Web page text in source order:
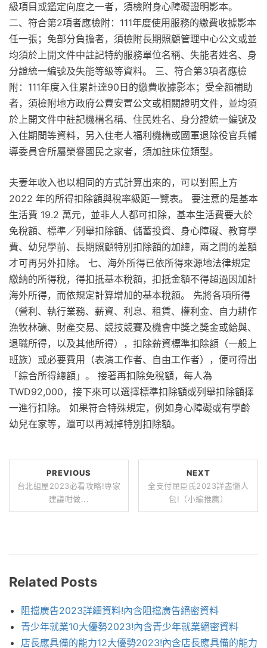
級項目或鑑定向度之一者，須檢附身心障礙證明影本。
二、符合第2項者應檢附：111年度使用服務的繳費收據影本
任一張；免部分負擔者，須檢附長期照顧管理中心公文或並
均須於上開文件中註記特約服務單位名稱、失能者姓名、身
分證統一編號及失能等級等資料。 三、符合第3項者應檢
附：111年度入住累計達90日的繳費收據影本；受全額補助
者，須檢附地方政府公費安置公文或相關證明文件，並均須
於上開文件中註記機構名稱、住民姓名、身分證統一編號及
入住期間等資料，另入住老人福利機構或國軍退除役官兵輔
導委員會所屬榮譽國民之家者，須加註床位類型。
夫妻年收入也以相同的方式計算出來的，可以對照上方
2022 年的所得扣除額與稅率級距一覽表。 要注意的是基本
生活費 19.2 萬元，並非人人都可扣除，基本生活費要大於
免稅額、標準／列舉扣除額、儲蓄投資、身心障礙、教育學
費、幼兒學前、長期照顧特別扣除額的加總，兩之間的差額
才可再另外扣除。 七、海外所得已依所得來源地法律規定
繳納的所得稅，得扣抵基本稅額，扣抵金額不得超過因加計
海外所得，而依規定計算增加的基本稅額。 先將各項所得
（營利、執行業務、薪資、利息、租賃、權利金、自力耕作
漁牧林礦、財產交易、競技競賽及機會中獎之獎金或給與、
退職所得，以及其他所得），扣除薪資標準扣除額（一般上
班族）或必要費用（表演工作者、自由工作者），便可得出
「綜合所得總額」。 接著再扣除免稅額，每人為
TWD92,000，接下來可以選擇標準扣除額或列舉扣除額擇
一進行扣除。 如果符合特殊規定，例如身心障礙或有學齡
幼兒在家等，還可以再減掉特別扣除額。
PREVIOUS
台北組屋2023必看攻略!專家
建議咁做...
NEXT
全支付屈臣氏2023詳盡懶人
包!（小編推薦）
Related Posts
阻擋廣告2023詳細資料!內含阻擋廣告絕密資料
青少年就業10大優勢2023!內含青少年就業絕密資料
店長應具備的能力12大優勢2023!內含店長應具備的能力